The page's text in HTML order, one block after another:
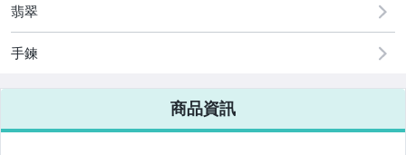
福利品(翡翠玉石)
加購區(翡翠玉石)
翡翠９９９元以下｜漏價商品
翡翠
手鍊
商品資訊